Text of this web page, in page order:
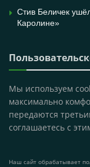
Стив Беличек
Каролине»
Мы используем
максимально
передаются
соглашаетесь с
Наш сайт обрабатывает